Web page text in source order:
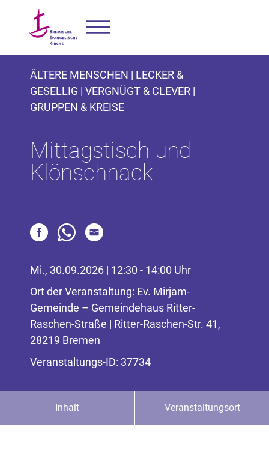
ÄLTERE MENSCHEN | LECKER &
GESELLIG | VERGNÜGT & CLEVER |
GRUPPEN & KREISE
Mittagstisch und
Klönschnack
Mi., 30.09.2026 | 12:30 - 14:00 Uhr
Ort der Veranstaltung: Ev. Mirjam-
Gemeinde – Gemeindehaus Ritter-
Raschen-Straße | Ritter-Raschen-Str. 41,
28219 Bremen
Veranstaltungs-ID: 37734
Inhalt Veranstaltungsort